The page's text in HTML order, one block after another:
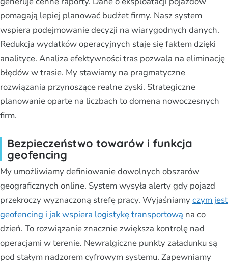
pomagają lepiej planować budżet firmy. Nasz system
wspiera podejmowanie decyzji na wiarygodnych danych.
Redukcja wydatków operacyjnych staje się faktem dzięki
analityce. Analiza efektywności tras pozwala na eliminację
błędów w trasie. My stawiamy na pragmatyczne
rozwiązania przynoszące realne zyski. Strategiczne
planowanie oparte na liczbach to domena nowoczesnych
firm.
Bezpieczeństwo towarów i funkcja
geofencing
My umożliwiamy definiowanie dowolnych obszarów
geograficznych online. System wysyła alerty gdy pojazd
przekroczy wyznaczoną strefę pracy. Wyjaśniamyczym jest
geofencing i jak wspiera logistykę transportową na co
dzień. To rozwiązanie znacznie zwiększa kontrolę nad
operacjami w terenie. Newralgiczne punkty załadunku są
pod stałym nadzorem cyfrowym systemu. Zapewniamy